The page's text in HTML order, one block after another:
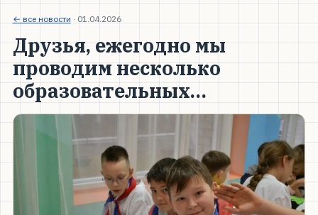
← все новости · 01.04.2026
Друзья, ежегодно мы
проводим несколько
образовательных…